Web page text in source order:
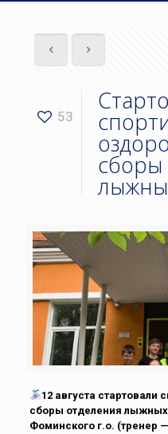
53
сборы
12 августа стартовали
сборы отделения
Фоминского г.о. (тренер